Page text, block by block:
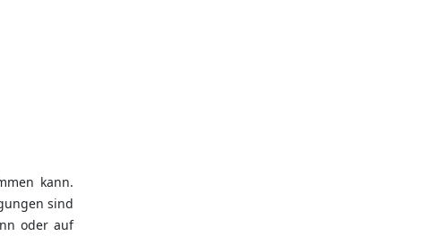
kann.
sind
oder auf